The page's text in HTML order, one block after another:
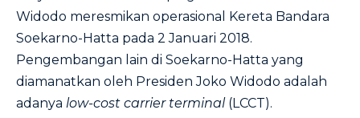
Widodo meresmikan operasional Kereta Bandara
Soekarno-Hatta pada 2 Januari 2018.
Pengembangan lain di Soekarno-Hatta yang
diamanatkan oleh Presiden Joko Widodo adalah
adanya low-cost carrier terminal(LCCT).